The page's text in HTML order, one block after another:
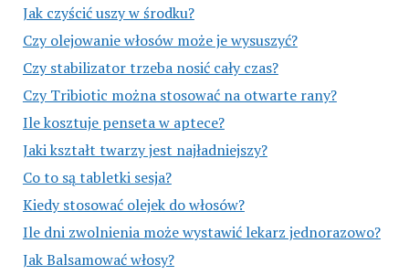
Jak czyścić uszy w środku?
Czy olejowanie włosów może je wysuszyć?
Czy stabilizator trzeba nosić cały czas?
Czy Tribiotic można stosować na otwarte rany?
Ile kosztuje penseta w aptece?
Jaki kształt twarzy jest najładniejszy?
Co to są tabletki sesja?
Kiedy stosować olejek do włosów?
Ile dni zwolnienia może wystawić lekarz jednorazowo?
Jak Balsamować włosy?